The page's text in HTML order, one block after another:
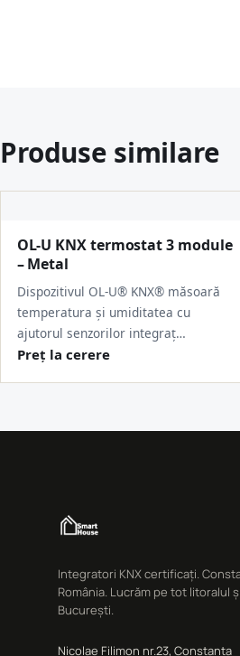
Produse similare
OL-U KNX termostat 3 module
– Metal
Dispozitivul OL-U® KNX® măsoară
temperatura și umiditatea cu
ajutorul senzorilor integraț…
Preț la cerere
Integratori KNX certificați.
România. Lucrăm pe tot litoralul
București.
Nicolae Filimon nr.23, Constanța